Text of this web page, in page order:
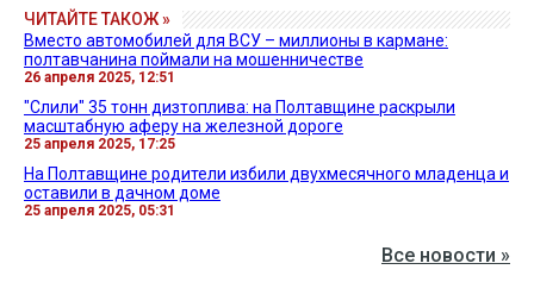
ЧИТАЙТЕ ТАКОЖ »
Вместо автомобилей для ВСУ – миллионы в кармане:
полтавчанина поймали на мошенничестве
26 апреля 2025, 12:51
"Слили" 35 тонн дизтоплива: на Полтавщине раскрыли
масштабную аферу на железной дороге
25 апреля 2025, 17:25
На Полтавщине родители избили двухмесячного младенца и
оставили в дачном доме
25 апреля 2025, 05:31
Все новости »